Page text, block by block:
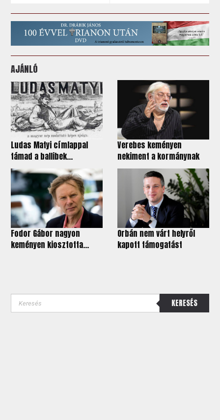
AJÁNLÓ
Ludas Matyi címlappal
támad a ballibek...
Verebes keményen
nekiment a kormánynak
Fodor Gábor nagyon
keményen kiosztotta...
Orbán nem várt helyről
kapott támogatást
KERESÉS